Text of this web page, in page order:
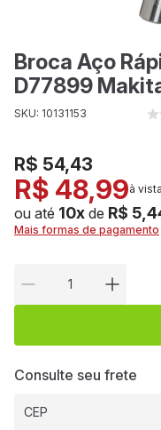
Broca Aço
D77899
SKU: 10131153
R$ 54,43
R$ 48,99à
ou até 10x de R$
Mais formas de pagamento
Consulte seu frete